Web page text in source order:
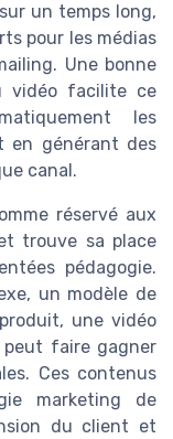
un temps long,
pour les médias
Une bonne
vidéo facilite ce
les
en générant des
canal.
réservé aux
trouve sa place
pédagogie.
un modèle de
une vidéo
faire gagner
Ces contenus
marketing de
du client et